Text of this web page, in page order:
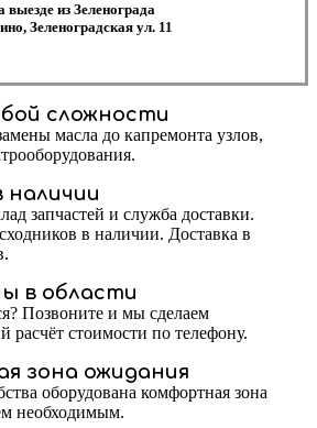
выезде из Зеленограда
Зеленоградская ул. 11
сложности
масла до капремонта узлов,
наличии
запчастей и служба доставки.
в наличии. Доставка в
в области
Позвоните и мы сделаем
расчёт стоимости по телефону.
зона ожидания
оборудована комфортная зона
необходимым.